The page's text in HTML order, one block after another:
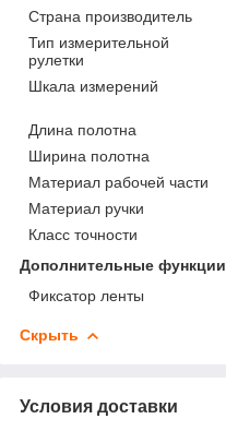
Страна производитель
Тип измерительной
рулетки
Шкала измерений
Длина полотна
Ширина полотна
Материал рабочей части
Материал ручки
Класс точности
Дополнительные функции
Фиксатор ленты
Скрыть
Условия доставки